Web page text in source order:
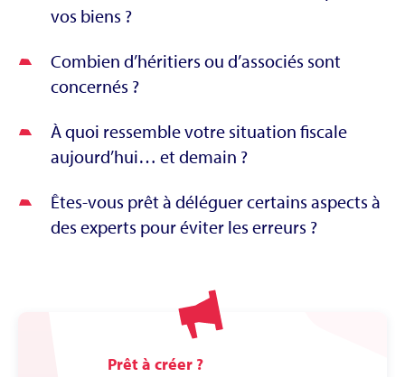
vos biens ?
Combien d’héritiers ou d’associés sont
concernés ?
À quoi ressemble votre situation fiscale
aujourd’hui… et demain ?
Êtes-vous prêt à déléguer certains aspects à
des experts pour éviter les erreurs ?
Prêt à créer ?